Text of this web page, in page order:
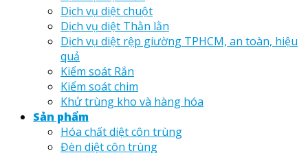
Dịch vụ diệt chuột
Dịch vụ diệt Thằn lằn
Dịch vụ diệt rệp giường TPHCM, an toàn, hiệu
quả
Kiểm soát Rắn
Kiểm soát chim
Khử trùng kho và hàng hóa
Sản phẩm
Hóa chất diệt côn trùng
Đèn diệt côn trùng